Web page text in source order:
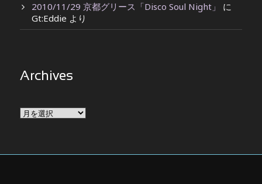
2010/11/29 京都グリース「Disco Soul Night」
に
Gt:Eddie より
Archives
Archives